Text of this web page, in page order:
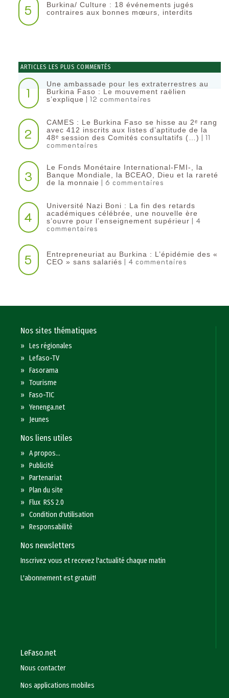
5
Burkina/ Culture : 18 événements jugés
contraires aux bonnes mœurs, interdits
ARTICLES LES PLUS COMMENTÉS
1
Une ambassade pour les extraterrestres au
Burkina Faso : Le mouvement raëlien
s’explique | 12 commentaires
2
CAMES : Le Burkina Faso se hisse au 2ᵉ rang
avec 412 inscrits aux listes d’aptitude de la
48ᵉ session des Comités consultatifs (…) | 11
commentaires
3
Le Fonds Monétaire International-FMI-, la
Banque Mondiale, la BCEAO, Dieu et la rareté
de la monnaie | 6 commentaires
4
Université Nazi Boni : La fin des retards
académiques célébrée, une nouvelle ère
s’ouvre pour l’enseignement supérieur | 4
commentaires
5
Entrepreneuriat au Burkina : L’épidémie des «
CEO » sans salariés | 4 commentaires
Nos sites thématiques
»Les régionales
»Lefaso-TV
»Fasorama
»Tourisme
»Faso-TIC
»Yenenga.net
» Jeunes
Nos liens utiles
»A propos...
»Publicité
»Partenariat
»Plan du site
»Flux RSS 2.0
»Condition d'utilisation
»Responsabilité
Nos newsletters
Inscrivez vous et recevez l'actualité chaque matin
L'abonnement est gratuit!
LeFaso.net
Nous contacter
Nos applications mobiles